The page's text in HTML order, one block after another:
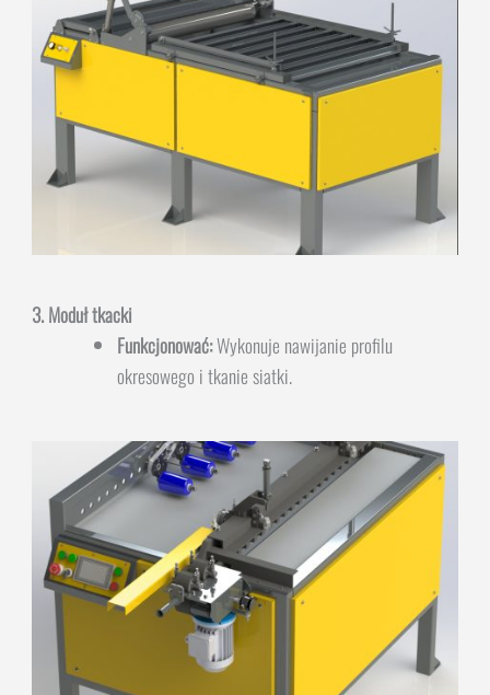
3. Moduł tkacki
Funkcjonować:Wykonuje nawijanie profilu
okresowego i tkanie siatki.